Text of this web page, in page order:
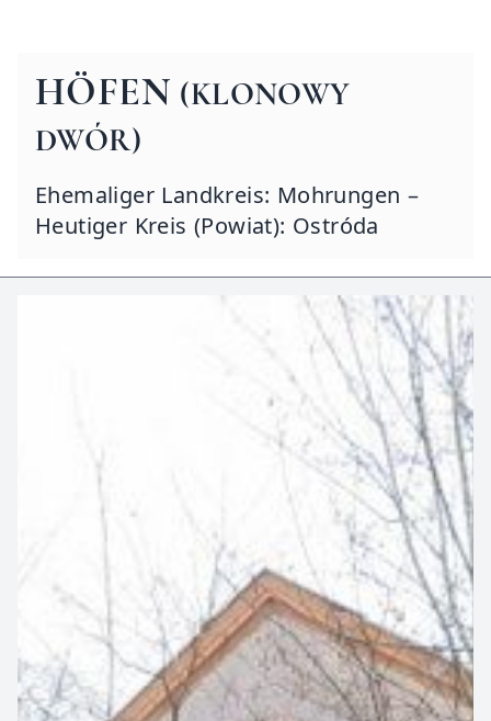
HÖFEN (KLONOWY
DWÓR)
Ehemaliger Landkreis: Mohrungen –
Heutiger Kreis (Powiat): Ostróda